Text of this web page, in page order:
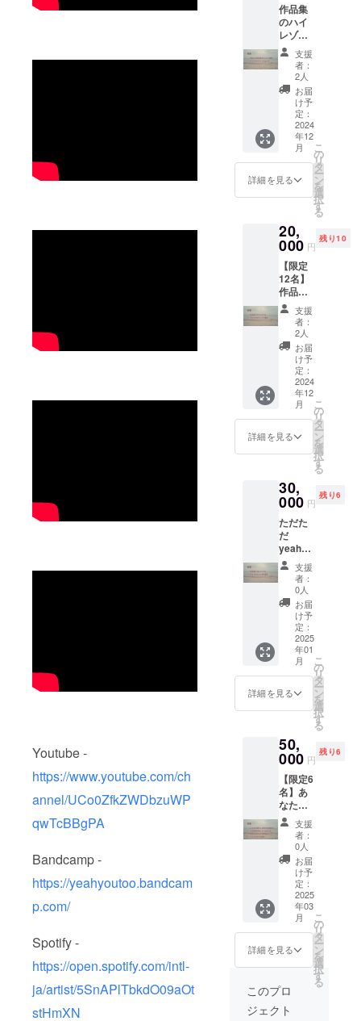
Youtube -
https://www.youtube.com/ch
annel/UCo0ZfkZWDbzuWP
qwTcBBgPA
Bandcamp -
https://yeahyoutoo.bandcam
p.com/
Spotify -
https://open.spotify.com/intl-
ja/artist/5SnAPlTbkdO09aOt
stHmXN
作品集
のハイ
レゾ音
源を入
れたフ
ラッ
シュメ
モリと
サイン
入り
カード
などを
同封し
お送り
します
※備考欄
サイン
に入れ
るお名
前の記
載など
リクエ
ストが
ありま
したら
ご記入
をお願
いしま
す 記載
が無
かった
場合は
そのま
いただ
きます
支援
者：
2人
お届
け予
定：
2024
年12
月
詳細を見る
こ
の
リ
タ
ー
ン
を
選
択
す
る
20,
000 円
残り10
【限定
12名】
作品集
ブック
レット
にスペ
シャル
サンク
ス記載
完成し
たep(題
名未定)
のハイ
レゾ音
源 そし
て作品
ブック
レット
にてス
ペシャ
ルサン
クスに
お名前
を記載
し また
個別に
お礼の
テキス
トでの
お手紙
をお送
りしま
す ※備
いお名
前をご
記入お
願いし
ます
支援
者：
2人
お届
け予
定：
2024
年12
月
詳細を見る
こ
の
リ
タ
ー
ン
を
選
択
す
る
30,
000 円
残り6
ただた
だ
yeahyo
utooを
応援す
るプラ
ン 完成
した作
品集
FLAC
ファイ
ル、一
人ひと
りにお
礼動画
※MP4形
画デー
タをお
送り致
します
※動画の
長さと
しては3
～4分程
度の長
さを考
えてお
ります
※備考欄
などに
お名前
の記
載、(も
ら)何個
かご質
問など
支援
者：
0人
お届
け予
定：
2025
年01
月
詳細を見る
こ
の
リ
タ
ー
ン
を
選
択
す
る
50,
000 円
残り6
【限定6
名】あ
なたオ
リジナ
ル選曲
による
ベスト
アルバ
ム制作
支援者
ご自身
が、私
がこれ
まで制
作して
きた楽
曲群か
ら選曲
いただ
支援
者：
0人
お届
け予
定：
2025
年03
月
詳細を見る
こ
の
リ
タ
ー
ン
を
選
択
す
る
このプロ
ジェクト